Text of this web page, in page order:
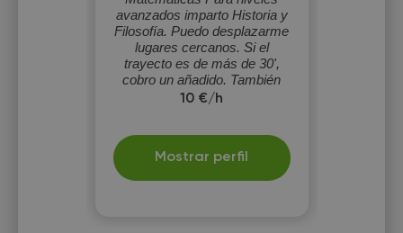
avanzados imparto Historia y
Filosofía. Puedo desplazarme
lugares cercanos. Si el
trayecto es de más de 30',
cobro un añadido. También
imparto online.
10 €/h
Mostrar perfil